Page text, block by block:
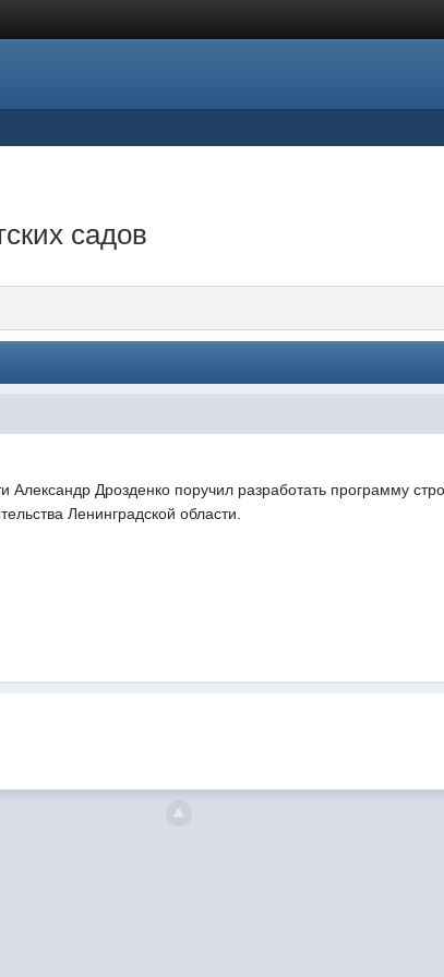
садов
Александр Дрозденко поручил разработать программу
Ленинградской области.